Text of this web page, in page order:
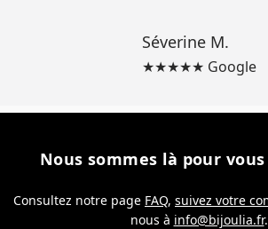
Séverine M.
★★★★★ Google
Nous sommes là pour
Consultez notre page FAQ, suivez votre
nous à info@bijoulia.fr.